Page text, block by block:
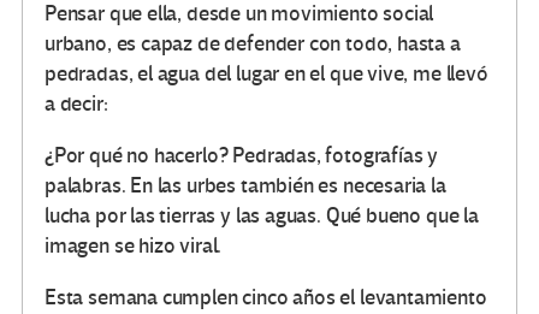
Pensar que ella, desde un movimiento social
urbano, es capaz de defender con todo, hasta a
pedradas, el agua del lugar en el que vive, me llevó
a decir:
¿Por qué no hacerlo? Pedradas, fotografías y
palabras. En las urbes también es necesaria la
lucha por las tierras y las aguas. Qué bueno que la
imagen se hizo viral.
Esta semana cumplen cinco años el levantamiento